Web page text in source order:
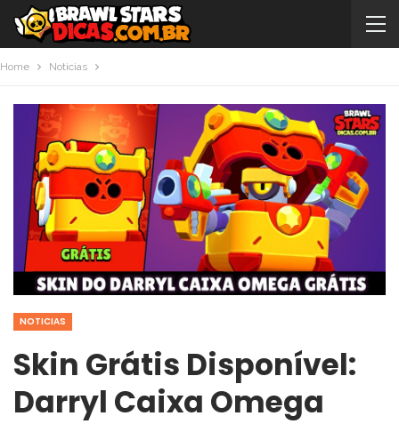
Home Noticias
NOTICIAS
Skin Grátis Disponível:
Darryl Caixa Omega